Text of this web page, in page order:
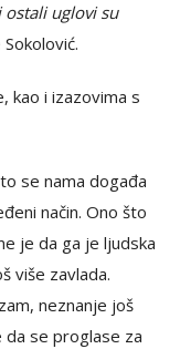
ostali uglovi su
kao i izazovima s
se nama događa
način. Ono što
je da ga je ljudska
više zavlada.
neznanje još
da se proglase za